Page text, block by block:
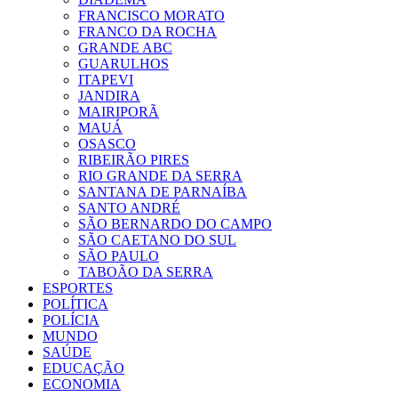
FRANCISCO MORATO
FRANCO DA ROCHA
GRANDE ABC
GUARULHOS
ITAPEVI
JANDIRA
MAIRIPORÃ
MAUÁ
OSASCO
RIBEIRÃO PIRES
RIO GRANDE DA SERRA
SANTANA DE PARNAÍBA
SANTO ANDRÉ
SÃO BERNARDO DO CAMPO
SÃO CAETANO DO SUL
SÃO PAULO
TABOÃO DA SERRA
ESPORTES
POLÍTICA
POLÍCIA
MUNDO
SAÚDE
EDUCAÇÃO
ECONOMIA